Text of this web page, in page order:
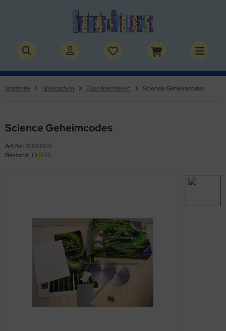
Startseite Spielsachen Experimentieren Science Geheimcodes
Science Geheimcodes
Art.Nr.: 9000055
Bestand: